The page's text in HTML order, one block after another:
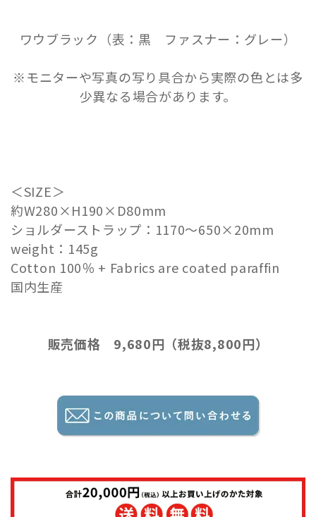
ワウブラック（表：黒 ファスナー：グレー）
※モニターや写真の写り具合から実際の色とは多
少異なる場合があります。
＜SIZE＞
約W280×H190×D80mm
ショルダーストラップ：1170～650×20mm
weight：145g
Cotton 100％ + Fabrics are coated paraffin
国内生産
販売価格 9,680円（税抜8,800円）